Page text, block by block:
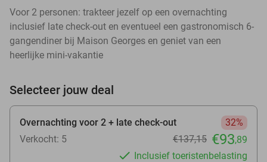
Voor 2 personen: trakteer jezelf op een overnachting
inclusief late check-out en eventueel een gastronomisch 6-
gangendiner bij Maison Georges en geniet van een
heerlijke mini-vakantie
Selecteer jouw deal
Overnachting voor 2 + late check-out
32%
Verkocht: 5
€137,15 €93,89
Inclusief toeristenbelasting